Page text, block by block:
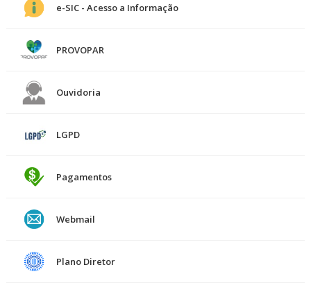
e-SIC - Acesso a Informação
PROVOPAR
Ouvidoria
LGPD
Pagamentos
Webmail
Plano Diretor